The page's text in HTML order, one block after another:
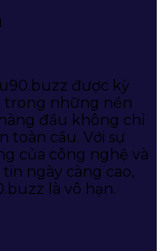
được kỳ
trong những nền
đầu không chỉ
toàn cầu. Với sự
của công nghệ và
ngày càng cao,
là vô hạn.